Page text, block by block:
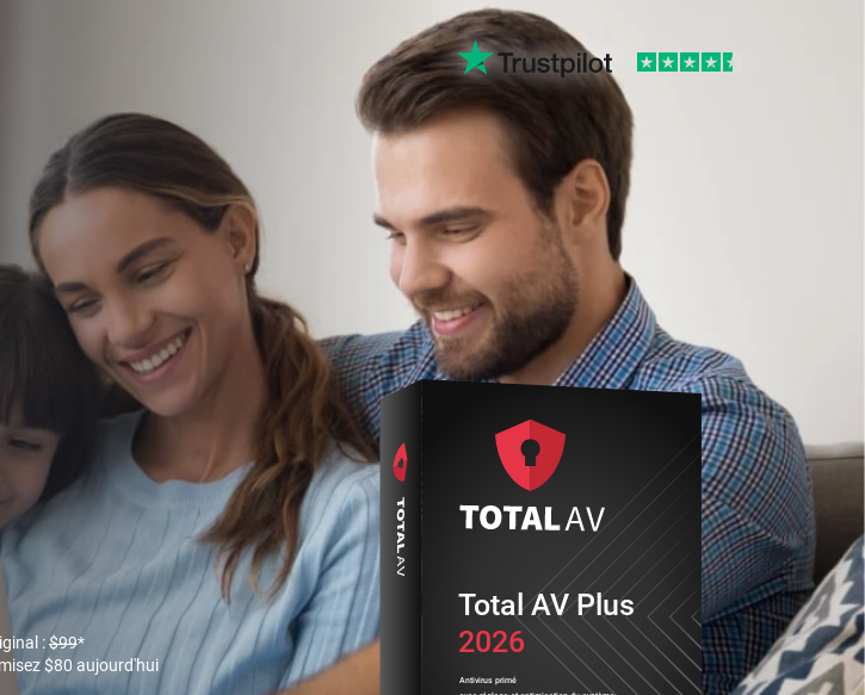
:$99*
$80 aujourd'hui
2026
Antivirus primé
Total AV Plus